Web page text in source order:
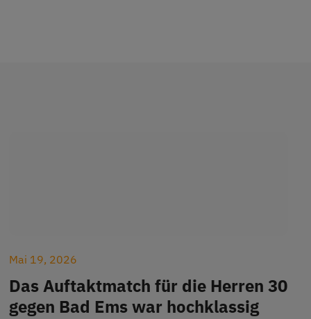
Mai 19, 2026
Das Auftaktmatch für die Herren 30
gegen Bad Ems war hochklassig